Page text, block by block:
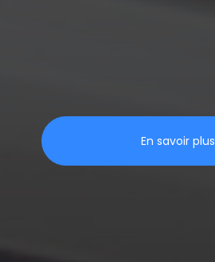
En savoir plus